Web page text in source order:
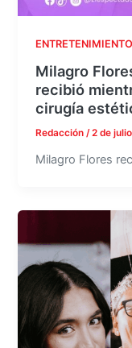
ENTRETENIMIENTO
Milagro
recibió
cirugía
Redacción/2 de
Milagro Flores